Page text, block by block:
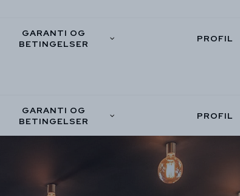
GARANTI OG
BETINGELSER
PROFIL
GARANTI OG
BETINGELSER
PROFIL